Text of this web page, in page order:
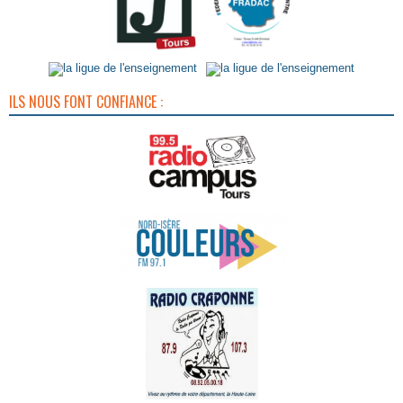
ILS NOUS FONT CONFIANCE :